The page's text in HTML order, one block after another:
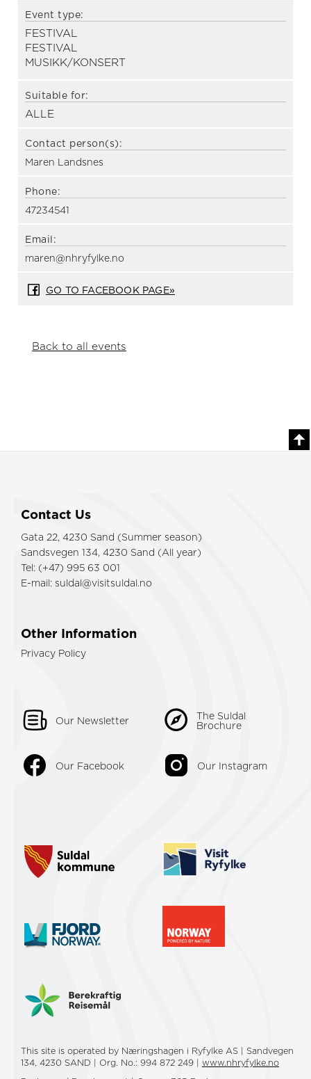
Event type:
FESTIVAL
FESTIVAL
MUSIKK/KONSERT
Suitable for:
ALLE
Contact person(s):
Maren Landsnes
Phone:
47234541
Email:
maren@nhryfylke.no
GO TO FACEBOOK PAGE»
Back to all events
Contact Us
Gata 22, 4230 Sand (Summer season)
Sandsvegen 134, 4230 Sand (All year)
Tel: (+47) 995 63 001
E-mail: suldal@visitsuldal.no
Other Information
Privacy Policy
Our Newsletter
The Suldal
Brochure
Our Facebook Our Instagram
This site is operated by Næringshagen i Ryfylke AS | Sandvegen
134, 4230 SAND | Org. No.: 994 872 249 | www.nhryfylke.no